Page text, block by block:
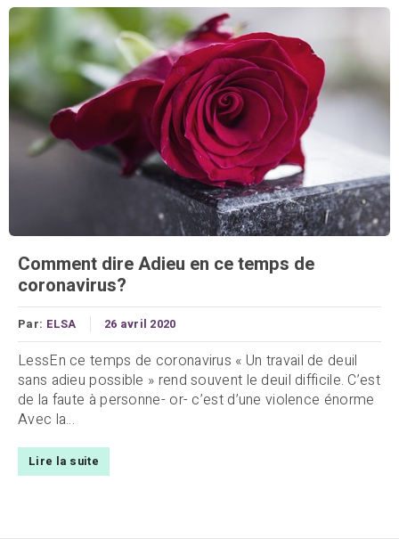
Comment dire Adieu en ce temps de
coronavirus?
Par: ELSA 26 avril 2020
LessEn ce temps de coronavirus « Un travail de deuil
sans adieu possible » rend souvent le deuil difficile. C’est
de la faute à personne- or- c’est d’une violence énorme
Avec la...
Lire la suite